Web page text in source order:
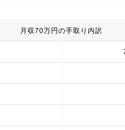
月収70万円の手取り内訳